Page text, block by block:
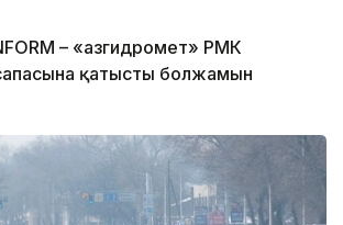
– «Қазгидромет» РМК
сапасына қатысты болжамын